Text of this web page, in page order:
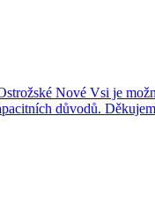
Nové Vsi je
důvodů.